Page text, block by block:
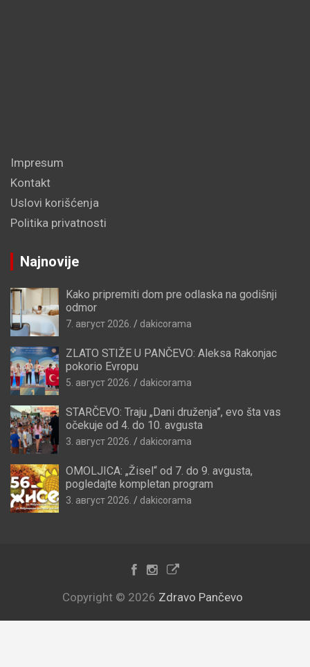
Impresum
Kontakt
Uslovi korišćenja
Politika privatnosti
Najnovije
Kako pripremiti dom pre odlaska na godišnji
odmor
7. август 2026. dakicorama
ZLATO STIŽE U PANČEVO: Aleksa Rakonjac
pokorio Evropu
5. август 2026. dakicorama
STARČEVO: Traju „Dani druženja”, evo šta vas
očekuje od 4. do 10. avgusta
3. август 2026. dakicorama
OMOLJICA: „Žisel“ od 7. do 9. avgusta,
pogledajte kompletan program
3. август 2026. dakicorama
Copyright © 2026 Zdravo Pančevo